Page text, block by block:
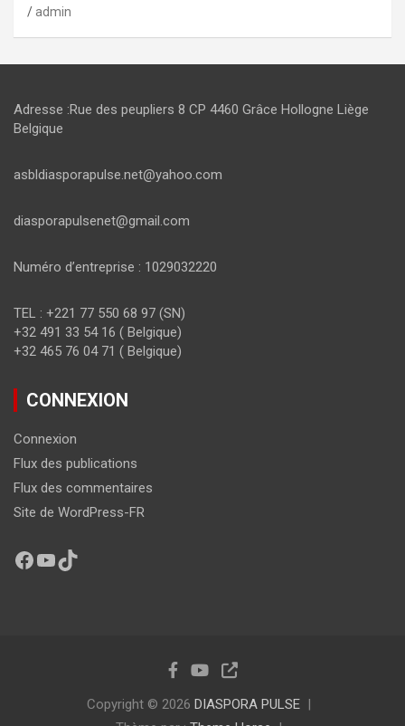
admin
Adresse :Rue des peupliers 8 CP 4460 Grâce Hollogne Liège
Belgique
asbldiasporapulse.net@yahoo.com
diasporapulsenet@gmail.com
Numéro d’entreprise : 1029032220
TEL : +221 77 550 68 97 (SN)
+32 491 33 54 16 ( Belgique)
+32 465 76 04 71 ( Belgique)
CONNEXION
Connexion
Flux des publications
Flux des commentaires
Site de WordPress-FR
Copyright © 2026 DIASPORA PULSE